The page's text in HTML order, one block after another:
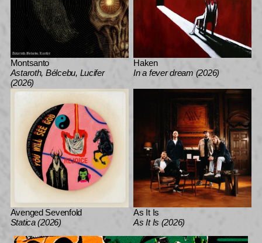
Montsanto
Astaroth, Bélcebu, Lucifer
(2026)
Haken
In a fever dream (2026)
Avenged Sevenfold
Statica (2026)
As It Is
As It Is (2026)